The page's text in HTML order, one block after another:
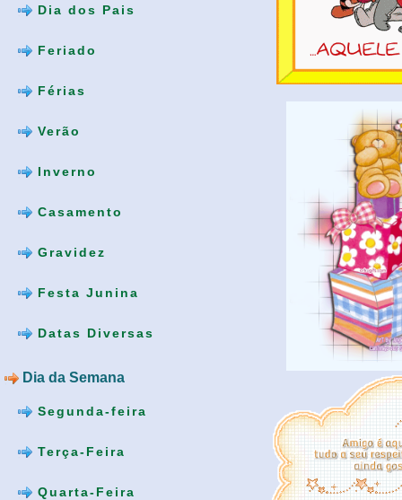
Dia dos Pais
Feriado
Férias
Verão
Inverno
Casamento
Gravidez
Festa Junina
Datas Diversas
Dia da Semana
Segunda-feira
Terça-Feira
Quarta-Feira